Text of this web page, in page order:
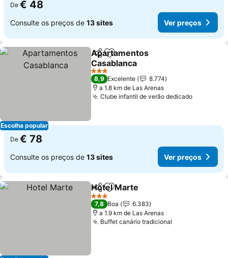
De € 48
Consulte os preços de 13 sites Ver preços
Escolha popular
PartilharAdicionar aos favoritos
Apartamentos
Casablanca
3 Estrelas
8,9 Excelente
8.774
a 1.8 km de Las Arenas
Clube infantil de verão dedicado
De € 78
Consulte os preços de 13 sites Ver preços
PartilharAdicionar aos favoritos
Hotel Marte
3 Estrelas
7,8 Boa
6.383
a 1.9 km de Las Arenas
Buffet canário tradicional